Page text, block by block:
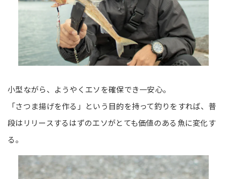
小型ながら、ようやくエソを確保でき一安心。
「さつま揚げを作る」という目的を持って釣りをすれば、普
段はリリースするはずのエソがとても価値のある魚に変化す
る。